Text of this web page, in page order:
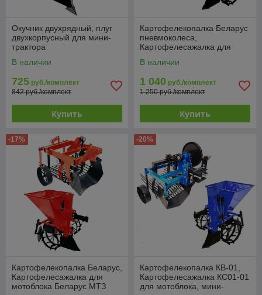
Окучник двухрядный, плуг
двухкорпусный для мини-
трактора
В наличии
725 руб./комплект
842 руб./комплект
Купить
Картофелекопалка Беларус
пневмоколеса,
Картофелесажалка для
В наличии
1 040 руб./комплект
1 250 руб./комплект
Купить
-17%
Картофелекопалка Беларус,
Картофелесажалка для
мотоблока Беларус МТЗ
-20%
Картофелекопалка КВ-01,
Картофелесажалка КС01-01
для мотоблока, мини-